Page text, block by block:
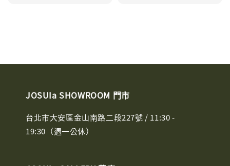
JOSUIa SHOWROOM 門市
台北市大安區金山南路二段227號 / 11:30 -
19:30（週一公休）